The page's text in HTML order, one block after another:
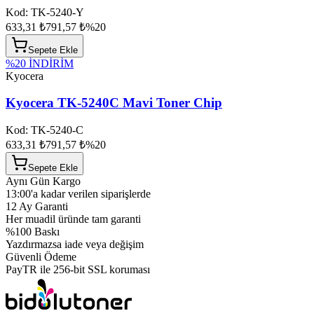
Kod: TK-5240-Y
633,31 ₺791,57 ₺%20
Sepete Ekle
%20 İNDİRİM
Kyocera
Kyocera TK-5240C Mavi Toner Chip
Kod: TK-5240-C
633,31 ₺791,57 ₺%20
Sepete Ekle
Aynı Gün Kargo
13:00'a kadar verilen siparişlerde
12 Ay Garanti
Her muadil üründe tam garanti
%100 Baskı
Yazdırmazsa iade veya değişim
Güvenli Ödeme
PayTR ile 256-bit SSL koruması